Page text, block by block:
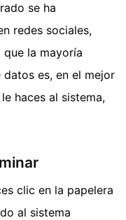
se ha
redes sociales,
la mayoría
es, en el mejor
haces al sistema,
clic en la papelera
al sistema